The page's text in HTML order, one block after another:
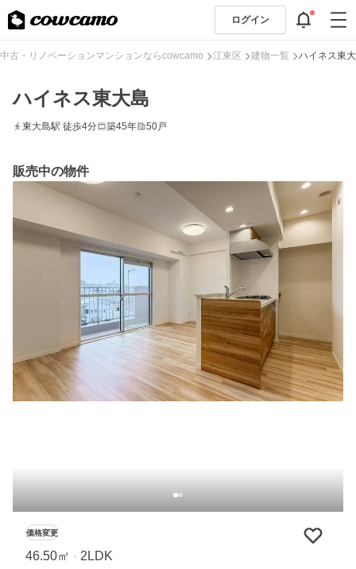
ログイン
中古・リノベーションマンションならcowcamo 江東区 建物一覧 ハイネス東
ハイネス東大島
東大島駅 徒歩4分 築45年 50戸
販売中の物件
価格変更
46.50㎡ ・ 2LDK